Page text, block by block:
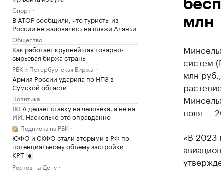
Спорт
В АТОР сообщили, что туристы из
России не жаловались на пляжи Аланьи
Общество
Как работает крупнейшая товарно-
сырьевая биржа страны
РБК и Петербургская Биржа
Армия России ударила по НПЗ в
Сумской области
Политика
IKEA делает ставку на человека, а не на
ИИ. Насколько это оправданно
Подписка на РБК
ЮФО и СКФО стали вторыми в РФ по
потенциальному объему застройки
КРТ
Ростов-на-Дону
млн
систем
млн
поля —
«В 2023